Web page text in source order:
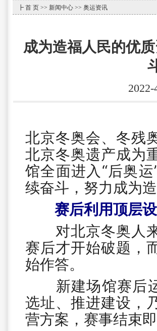
┣ 首 页 >> 新闻中心 >> 奥运资讯
成为造福人民的优
2022-
北京冬奥会、冬残
北京冬奥遗产成为
馆全面进入“后奥
续奋斗，努力成为
赛后利用顶层
对北京冬奥人来
赛后才开始破题，
始作答。
新建场馆赛后运
选址、推进建设，
营方案，赛事结束